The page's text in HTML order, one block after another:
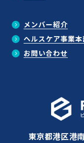
メンバー紹介
ヘルスケア事業本
お問い合わせ
東京都港区港